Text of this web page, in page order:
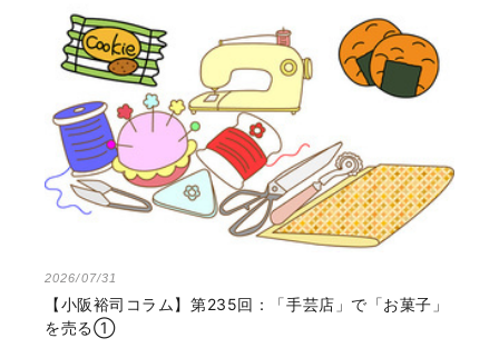
2026/07/31
【小阪裕司コラム】第235回：「手芸店」で「お菓子」
を売る①